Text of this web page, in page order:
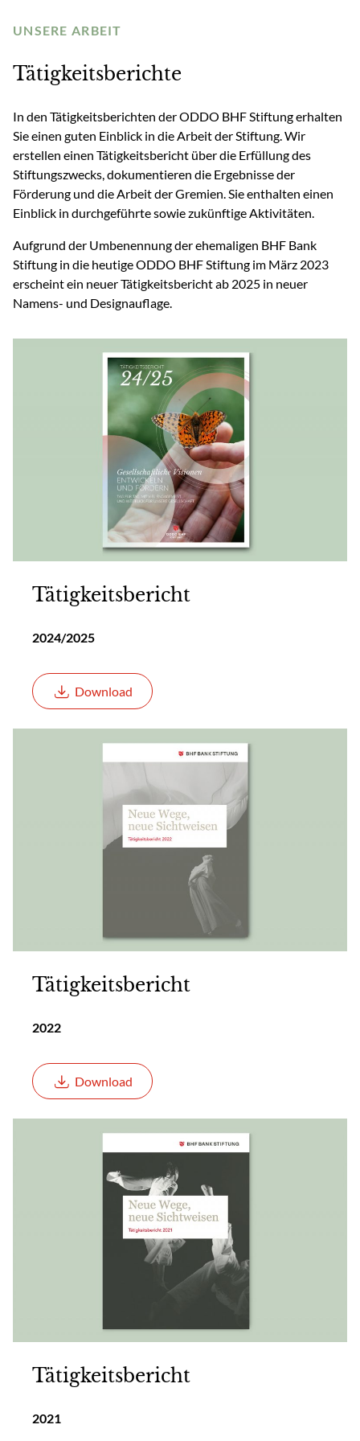
UNSERE ARBEIT
Tätigkeitsberichte
In den Tätigkeitsberichten der ODDO BHF Stiftung erhalten
Sie einen guten Einblick in die Arbeit der Stiftung. Wir
erstellen einen Tätigkeitsbericht über die Erfüllung des
Stiftungszwecks, dokumentieren die Ergebnisse der
Förderung und die Arbeit der Gremien. Sie enthalten einen
Einblick in durchgeführte sowie zukünftige Aktivitäten.
Aufgrund der Umbenennung der ehemaligen BHF Bank
Stiftung in die heutige ODDO BHF Stiftung im März 2023
erscheint ein neuer Tätigkeitsbericht ab 2025 in neuer
Namens- und Designauflage.
Tätigkeitsbericht
2024/2025
Download
Tätigkeitsbericht
2022
Download
Tätigkeitsbericht
2021